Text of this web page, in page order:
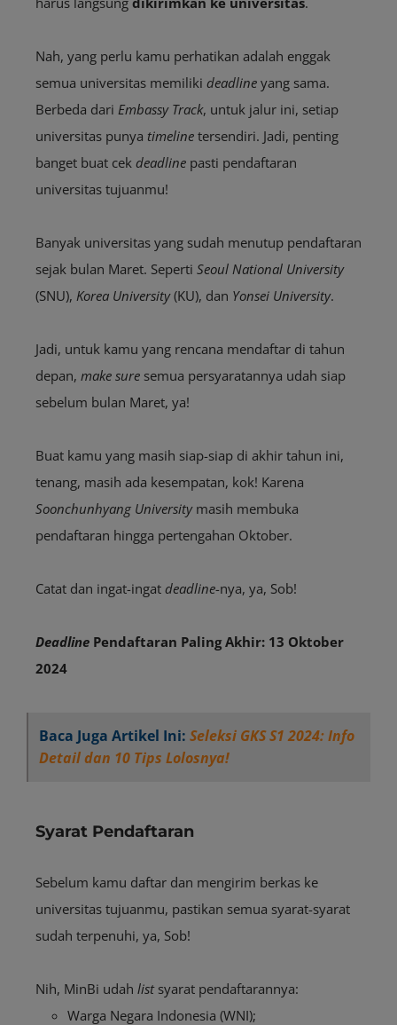
Nah, yang perlu kamu perhatikan adalah enggak
semua universitas memiliki deadline yang sama.
Berbeda dari EmbassyTrack, untuk jalur ini, setiap
universitas punya timeline tersendiri. Jadi, penting
banget buat cek deadline pasti pendaftaran
universitas tujuanmu!
Banyak universitas yang sudah menutup pendaftaran
sejak bulan Maret. Seperti Seoul National University
(SNU), Korea University(KU), dan Yonsei University.
Jadi, untuk kamu yang rencana mendaftar di tahun
depan, make sure semua persyaratannya udah siap
sebelum bulan Maret, ya!
Buat kamu yang masih siap-siap di akhir tahun ini,
tenang, masih ada kesempatan, kok! Karena
Soonchunhyang Universitymasih membuka
pendaftaran hingga pertengahan Oktober.
Catat dan ingat-ingat deadline-nya, ya, Sob!
Deadline Pendaftaran Paling Akhir: 13 Oktober
2024
Baca Juga Artikel Ini: Seleksi GKS S1 2024: Info
Detail dan 10 Tips Lolosnya!
Syarat Pendaftaran
Sebelum kamu daftar dan mengirim berkas ke
universitas tujuanmu, pastikan semua syarat-syarat
sudah terpenuhi, ya, Sob!
Nih, MinBi udah listsyarat pendaftarannya:
Warga Negara Indonesia (WNI);